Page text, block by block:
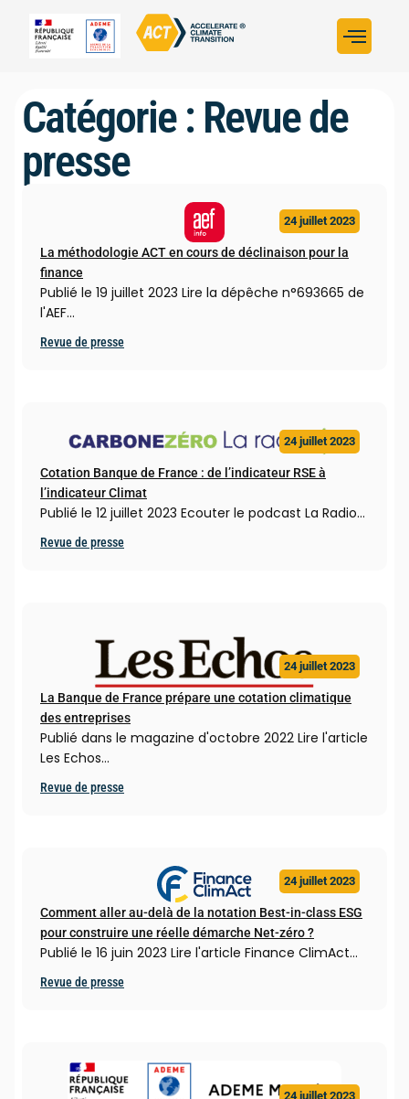
Catégorie : Revue de
presse
24 juillet 2023
La méthodologie ACT en cours de déclinaison pour la
finance
Publié le 19 juillet 2023 Lire la dépêche n°693665 de
l'AEF…
Revue de presse
24 juillet 2023
Cotation Banque de France : de l’indicateur RSE à
l’indicateur Climat
Publié le 12 juillet 2023 Ecouter le podcast La Radio…
Revue de presse
24 juillet 2023
La Banque de France prépare une cotation climatique
des entreprises
Publié dans le magazine d'octobre 2022 Lire l'article
Les Echos…
Revue de presse
24 juillet 2023
Comment aller au-delà de la notation Best-in-class ESG
pour construire une réelle démarche Net-zéro ?
Publié le 16 juin 2023 Lire l'article Finance ClimAct…
Revue de presse
24 juillet 2023